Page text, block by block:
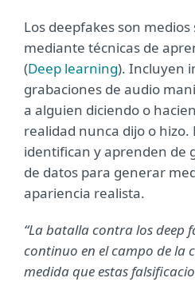
Los deepfakes son
mediante técnicas de
(Deep learning). Incluyen
grabaciones de audio
a alguien diciendo o
realidad nunca dijo o hizo.
identifican y aprenden de
de datos para generar
apariencia realista.
“La batalla contra los deep
continuo en el campo de la
medida que estas